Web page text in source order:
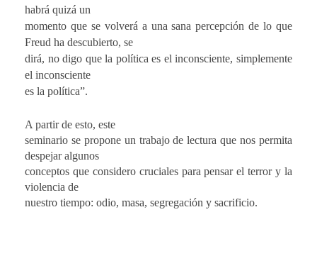
habrá quizá un
momento que se volverá a una sana percepción de lo que
Freud ha descubierto, se
dirá, no digo que la política es el inconsciente, simplemente
el inconsciente
es la política”.
A partir de esto, este
seminario se propone un trabajo de lectura que nos permita
despejar algunos
conceptos que considero cruciales para pensar el terror y la
violencia de
nuestro tiempo: odio, masa, segregación y sacrificio.